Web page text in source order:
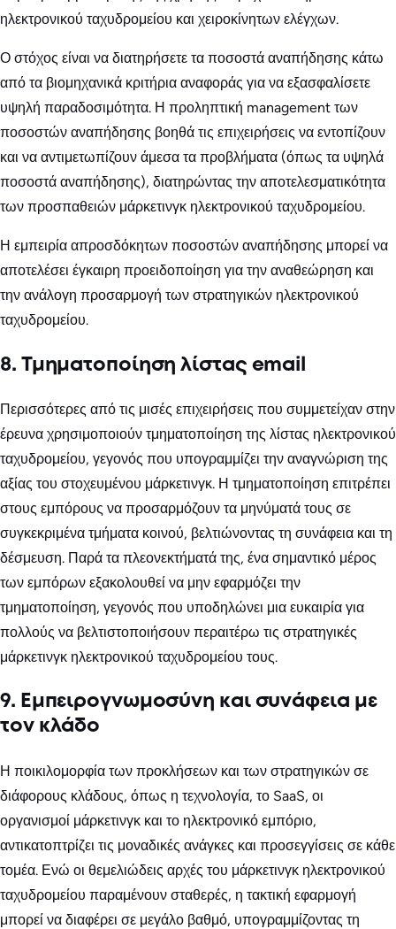
ηλεκτρονικού ταχυδρομείου και χειροκίνητων ελέγχων.
Ο στόχος είναι να διατηρήσετε τα ποσοστά αναπήδησης κάτω
από τα βιομηχανικά κριτήρια αναφοράς για να εξασφαλίσετε
υψηλή παραδοσιμότητα. Η προληπτική management των
ποσοστών αναπήδησης βοηθά τις επιχειρήσεις να εντοπίζουν
και να αντιμετωπίζουν άμεσα τα προβλήματα (όπως τα υψηλά
ποσοστά αναπήδησης), διατηρώντας την αποτελεσματικότητα
των προσπαθειών μάρκετινγκ ηλεκτρονικού ταχυδρομείου.
Η εμπειρία απροσδόκητων ποσοστών αναπήδησης μπορεί να
αποτελέσει έγκαιρη προειδοποίηση για την αναθεώρηση και
την ανάλογη προσαρμογή των στρατηγικών ηλεκτρονικού
ταχυδρομείου.
8. Τμηματοποίηση λίστας email
Περισσότερες από τις μισές επιχειρήσεις που συμμετείχαν στην
έρευνα χρησιμοποιούν τμηματοποίηση της λίστας ηλεκτρονικού
ταχυδρομείου, γεγονός που υπογραμμίζει την αναγνώριση της
αξίας του στοχευμένου μάρκετινγκ. Η τμηματοποίηση επιτρέπει
στους εμπόρους να προσαρμόζουν τα μηνύματά τους σε
συγκεκριμένα τμήματα κοινού, βελτιώνοντας τη συνάφεια και τη
δέσμευση. Παρά τα πλεονεκτήματά της, ένα σημαντικό μέρος
των εμπόρων εξακολουθεί να μην εφαρμόζει την
τμηματοποίηση, γεγονός που υποδηλώνει μια ευκαιρία για
πολλούς να βελτιστοποιήσουν περαιτέρω τις στρατηγικές
μάρκετινγκ ηλεκτρονικού ταχυδρομείου τους.
9. Εμπειρογνωμοσύνη και συνάφεια με
τον κλάδο
Η ποικιλομορφία των προκλήσεων και των στρατηγικών σε
διάφορους κλάδους, όπως η τεχνολογία, το SaaS, οι
οργανισμοί μάρκετινγκ και το ηλεκτρονικό εμπόριο,
αντικατοπτρίζει τις μοναδικές ανάγκες και προσεγγίσεις σε κάθε
τομέα. Ενώ οι θεμελιώδεις αρχές του μάρκετινγκ ηλεκτρονικού
ταχυδρομείου παραμένουν σταθερές, η τακτική εφαρμογή
μπορεί να διαφέρει σε μεγάλο βαθμό, υπογραμμίζοντας τη